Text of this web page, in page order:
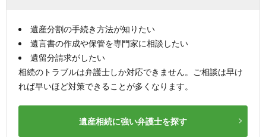
遺産分割の手続き方法が知りたい
遺言書の作成や保管を専門家に相談したい
遺留分請求がしたい
相続のトラブルは弁護士しか対応できません。ご相談は早け
れば早いほど対策できることが多くなります。
遺産相続に強い弁護士を探す